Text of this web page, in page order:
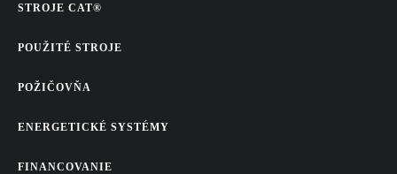
STROJE CAT®
POUŽITÉ STROJE
POŽIČOVŇA
ENERGETICKÉ SYSTÉMY
FINANCOVANIE